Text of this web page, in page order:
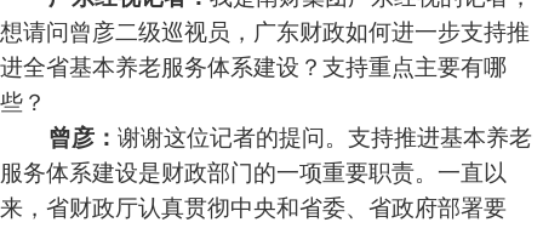
想请问曾彦二级巡视员，广东财政如何进一步支持推
进全省基本养老服务体系建设？支持重点主要有哪
些？
曾彦： 谢谢这位记者的提问。支持推进基本养老
服务体系建设是财政部门的一项重要职责。一直以
来，省财政厅认真贯彻中央和省委、省政府部署要